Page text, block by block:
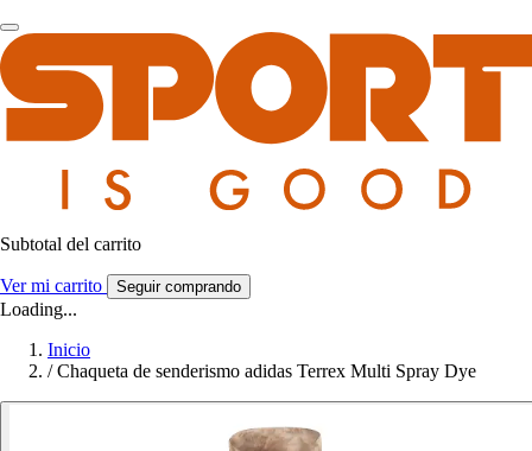
Subtotal del carrito
Ver mi carrito Seguir comprando
Loading...
Inicio
/ Chaqueta de senderismo adidas Terrex Multi Spray Dye